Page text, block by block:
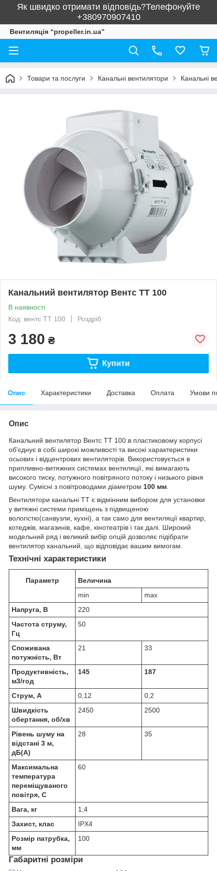
Як швидко отримати відповідь?Телефонуйте
+380970907410
Вентиляція “propeller.in.ua”
Товари та послуги Канальні вентилятори Канальні
Канальний вентилятор Вентс ТТ 100
В наявності
Код: вентс ТТ 100
Роздріб
3 180 ₴
Купити
Опис Характеристики Доставка Оплата Умови
Опис
Канальний вентилятор Вентс ТТ 100 в пластиковому корпусі
об'єднує в собі широкі можливості та високі характеристики
осьових і відцентрових вентиляторів. Використовується в
припливно-витяжних системах вентиляції, які вимагають
високого тиску, потужного повітряного потоку і низького рівня
шуму. Сумісні з повітроводами діаметром 100 мм
Вентилятори канальні ТТ є відмінним вибором для установки
у витяжні системи приміщень з підвищеною
вологістю(санвузли, кухні), а так само для вентиляції квартир,
котеджів, магазинів, кафе, кінотеатрів і так далі. Широкий
модельний ряд і великий вибір опцій дозволяє підібрати
вентилятор канальний, що відповідає вашим вимогам.
Технічні характеристики
Параметр
Величина
min
max
Напруга, В
220
Частота струму,
Гц
50
Споживана
потужність, Вт
21 33
Продуктивність,
м3/год
145 187
Струм, А 0,12
0,2
Швидкість
обертання, об/хв
2450 2500
Рівень шуму на
відстані 3 м,
дБ(А)
28 35
Максимальна
температура
переміщуваного
повітря, С
60
Вага, кг
1,4
Захист, клас
IPХ4
Розмір патрубка,
мм
100
Габаритні розміри